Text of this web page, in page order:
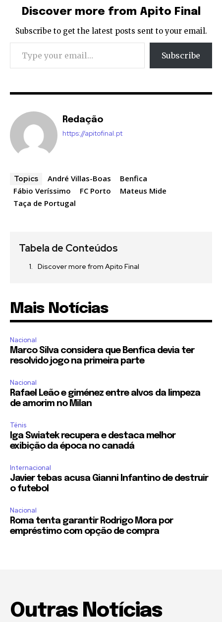
Discover more from Apito Final
Subscribe to get the latest posts sent to your email.
Type your email…
Subscribe
Redação
https://apitofinal.pt
Topics André Villas-Boas
Benfica
Fábio Veríssimo
FC Porto
Mateus Mide
Taça de Portugal
Tabela de Conteúdos
Discover more from Apito Final
Mais Notícias
Nacional
Marco Silva considera que Benfica devia ter
resolvido jogo na primeira parte
Nacional
Rafael Leão e giménez entre alvos da limpeza
de amorim no Milan
Ténis
Iga Swiatek recupera e destaca melhor
exibição da época no canadá
Internacional
Javier tebas acusa Gianni Infantino de destruir
o futebol
Nacional
Roma tenta garantir Rodrigo Mora por
empréstimo com opção de compra
Outras Notícias